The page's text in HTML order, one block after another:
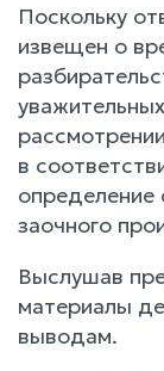
Поскольку
извещен о
в
определение
заочного
Выслушав
материалы
выводам.